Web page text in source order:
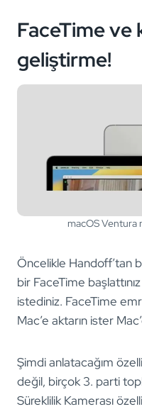
FaceTime ve
geliştirme!
macOS Ventura
Öncelikle Handoff’tan
bir FaceTime
istediniz. FaceTime
Mac’e aktarın ister
Şimdi anlatacağım
değil, birçok 3. parti
Süreklilik Kamerası